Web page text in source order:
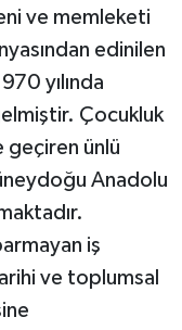
ve memleketi
edinilen
yılında
Çocukluk
geçiren ünlü
Anadolu
iş
ve toplumsal